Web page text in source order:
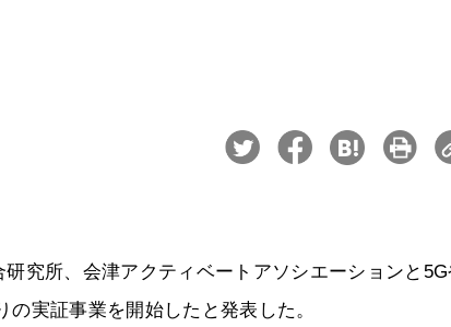
究所、会津アクティベートアソシエーションと5G
実証事業を開始したと発表した。